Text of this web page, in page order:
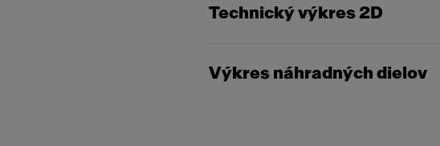
Technický výkres 2D
Výkres náhradných dielov